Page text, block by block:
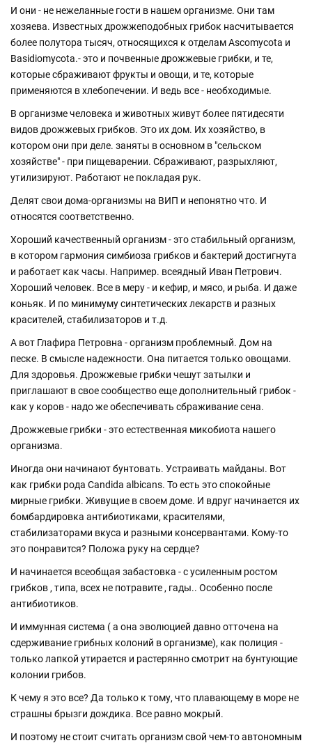
И они - не нежеланные гости в нашем организме. Они там
хозяева. Известных дрожжеподобных грибок насчитывается
более полутора тысяч, относящихся к отделам Ascomycota и
Basidiomycota.- это и почвенные дрожжевые грибки, и те,
которые сбраживают фрукты и овощи, и те, которые
применяются в хлебопечении. И ведь все - необходимые.
В организме человека и животных живут более пятидесяти
видов дрожжевых грибков. Это их дом. Их хозяйство, в
котором они при деле. заняты в основном в "сельском
хозяйстве" - при пищеварении. Сбраживают, разрыхляют,
утилизируют. Работают не покладая рук.
Делят свои дома-организмы на ВИП и непонятно что. И
относятся соответственно.
Хороший качественный организм - это стабильный организм,
в котором гармония симбиоза грибков и бактерий достигнута
и работает как часы. Например. всеядный Иван Петрович.
Хороший человек. Все в меру - и кефир, и мясо, и рыба. И даже
коньяк. И по минимуму синтетических лекарств и разных
красителей, стабилизаторов и т.д.
А вот Глафира Петровна - организм проблемный. Дом на
песке. В смысле надежности. Она питается только овощами.
Для здоровья. Дрожжевые грибки чешут затылки и
приглашают в свое сообщество еще дополнительный грибок -
как у коров - надо же обеспечивать сбраживание сена.
Дрожжевые грибки - это естественная микобиота нашего
организма.
Иногда они начинают бунтовать. Устраивать майданы. Вот
как грибки рода Candida albicans. То есть это спокойные
мирные грибки. Живущие в своем доме. И вдруг начинается их
бомбардировка антибиотиками, красителями,
стабилизаторами вкуса и разными консервантами. Кому-то
это понравится? Положа руку на сердце?
И начинается всеобщая забастовка - с усиленным ростом
грибков , типа, всех не потравите , гады.. Особенно после
антибиотиков.
И иммунная система ( а она эволюцией давно отточена на
сдерживание грибных колоний в организме), как полиция -
только лапкой утирается и растерянно смотрит на бунтующие
колонии грибов.
К чему я это все? Да только к тому, что плавающему в море не
страшны брызги дождика. Все равно мокрый.
И поэтому не стоит считать организм свой чем-то автономным